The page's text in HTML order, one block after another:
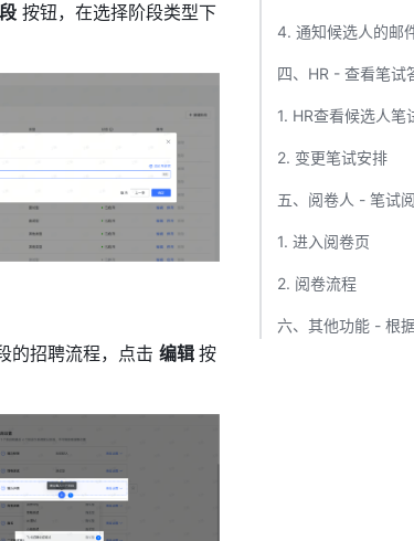
按钮，在选择阶段类型下
的招聘流程，点击 编辑 按
4. 通知候选人的邮
四、HR - 查看笔试
1. HR查看候选人笔
2. 变更笔试安排​
五、阅卷人 - 笔试
1. 进入阅卷页​
2. 阅卷流程​